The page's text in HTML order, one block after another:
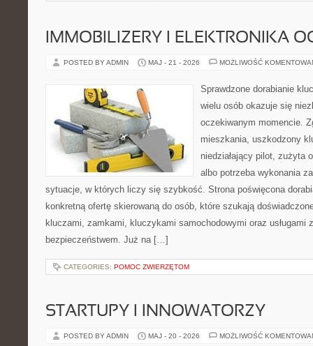
IMMOBILIZERY I ELEKTRONIKA
POSTED BY ADMIN MAJ - 21 - 2026 MOŻLIWOŚĆ
Sprawdzone dorabianie
wielu osób okazuje się
oczekiwanym momencie.
mieszkania, uszkodzony
niedziałający pilot, zużyta
albo potrzeba wykonania
sytuacje, w których liczy się szybkość. Strona poświęcona
konkretną ofertę skierowaną do osób, które szukają
kluczami, zamkami, kluczykami samochodowymi oraz usługami
bezpieczeństwem. Już na […]
CATEGORIES: POMOC ZWIERZĘTOM
STARTUPY I INNOWATORZY
POSTED BY ADMIN MAJ - 20 - 2026 MOŻLIWOŚĆ